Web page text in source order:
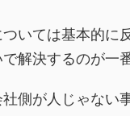
いては基本的に
解決するのが一番
側が人じゃない